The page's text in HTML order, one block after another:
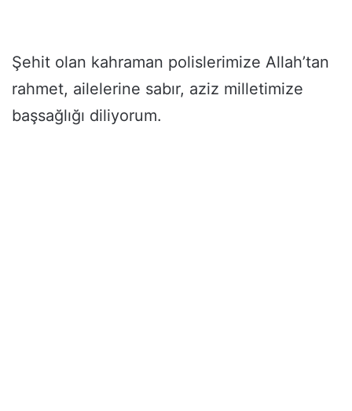
Şehit olan kahraman polislerimize Allah’tan
rahmet, ailelerine sabır, aziz milletimize
başsağlığı diliyorum.